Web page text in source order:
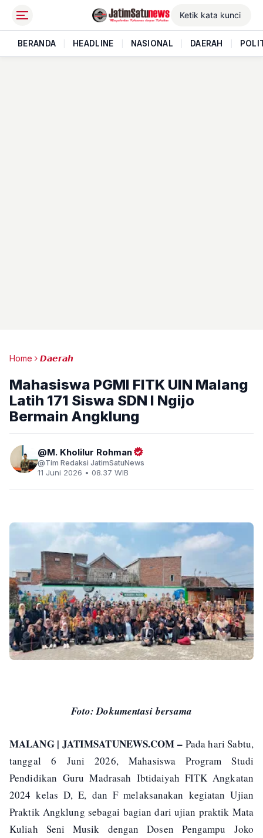
BERANDA HEADLINE NASIONAL DAERAH
Home 𝘿𝙖𝙚𝙧𝙖𝙝
Mahasiswa PGMI FITK UIN Malang
Latih 171 Siswa SDN I Ngijo
Bermain Angklung
M. Kholilur Rohman
Tim Redaksi JatimSatuNews
11 Juni 2026 • 08.37 WIB
Foto: Dokumentasi bersama
MALANG | JATIMSATUNEWS.COM – Pada hari Sabtu,
tanggal 6 Juni 2026, Mahasiswa Program Studi
Pendidikan Guru Madrasah Ibtidaiyah FITK Angkatan
2024 kelas D, E, dan F melaksanakan kegiatan Ujian
Praktik Angklung sebagai bagian dari ujian praktik Mata
Kuliah Seni Musik dengan Dosen Pengampu Joko